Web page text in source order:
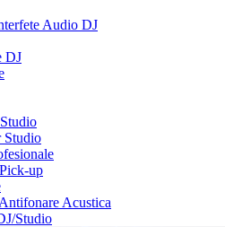
Audio DJ
DJ
Studio
up
Acustica
Studio